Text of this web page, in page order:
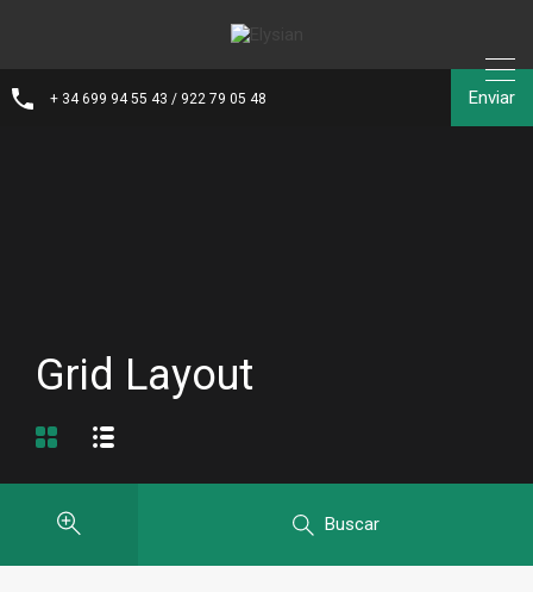
+ 34 699 94 55 43 / 922 79 05 48 Enviar
Grid Layout
Buscar